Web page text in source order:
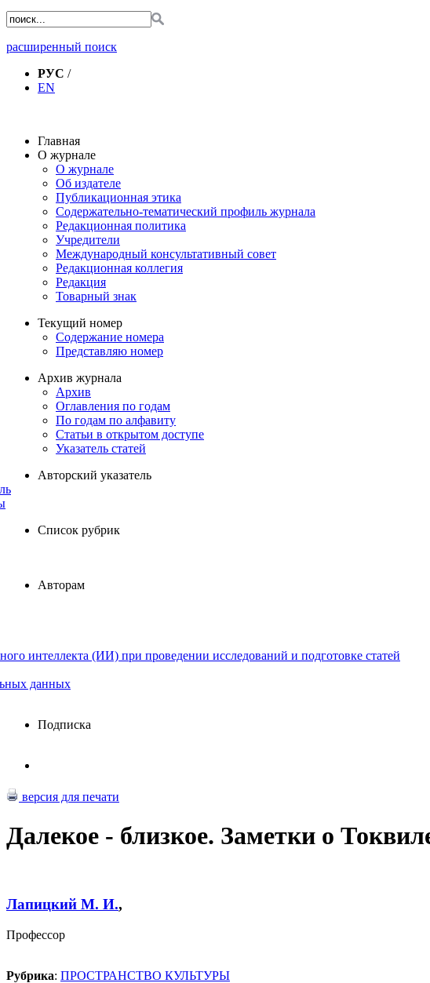
расширенный поиск
РУС /
EN
Главная
О журнале
О журнале
Об издателе
Публикационная этика
Содержательно-тематический профиль журнала
Редакционная политика
Учредители
Международный консультативный совет
Редакционная коллегия
Редакция
Товарный знак
Текущий номер
Содержание номера
Представляю номер
Архив журнала
Архив
Оглавления по годам
По годам по алфавиту
Статьи в открытом доступе
Указатель статей
Авторский указатель
Список рубрик
Авторам
интеллекта (ИИ) при проведении исследований и подготовке статей
данных
Подписка
версия для печати
Далекое - близкое. Заметки о
Лапицкий М. И.,
Профессор
Рубрика: ПРОСТРАНСТВО КУЛЬТУРЫ